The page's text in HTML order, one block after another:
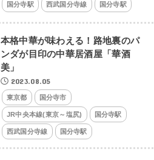
国分寺駅 西武国分寺線 国分寺駅
本格中華が味わえる！路地裏のパ
ンダが目印の中華居酒屋「華酒
美」
2023.08.05
東京都 国分寺市
JR中央本線(東京～塩尻) 国分寺駅
西武国分寺線 国分寺駅